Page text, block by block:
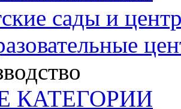
сады и
КАТЕГОРИИ